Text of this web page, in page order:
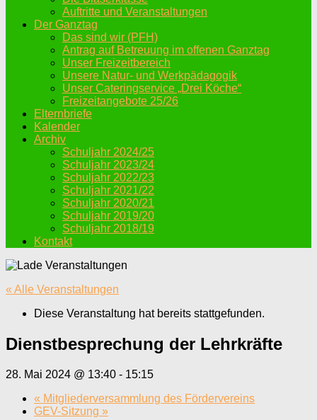
Auftritte und Veranstaltungen
Der Ganztag
Das sind wir (PFH)
Antrag auf Betreuung im offenen Ganztag
Unser Freizeitbereich
Unsere Natur- und Werkpädagogik
Unser Cateringservice „Drei Köche“
Freizeitangebote 25/26
Elternbriefe
Kalender
Archiv
Schuljahr 2024/25
Schuljahr 2023/24
Schuljahr 2022/23
Schuljahr 2021/22
Schuljahr 2020/21
Schuljahr 2019/20
Schuljahr 2018/19
Kontakt
« Alle Veranstaltungen
Diese Veranstaltung hat bereits stattgefunden.
Dienstbesprechung der Lehrkräfte
28. Mai 2024 @ 13:40 - 15:15
« Mitgliederversammlung des Fördervereins
GEV-Sitzung »